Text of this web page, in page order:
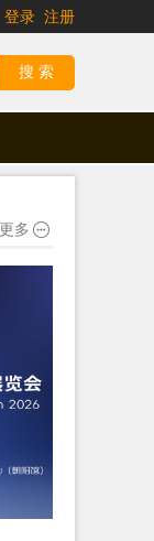
登录 注册
更多